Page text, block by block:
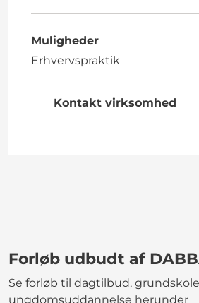
Muligheder
Erhvervspraktik
Kontakt virksomhed
Forløb udbudt af
Se forløb til dagtilbud,
ungdomsuddannelse herunder